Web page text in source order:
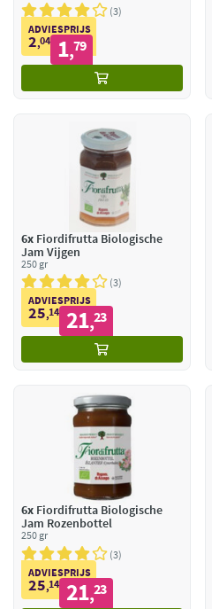
3
ADVIESPRIJS
2,04 1,79
6x Fiordifrutta Biologische
Jam Vijgen
250 gr
3
ADVIESPRIJS
25,14 21,23
6x Fiordifrutta Biologische
Jam Rozenbottel
250 gr
3
ADVIESPRIJS
25,14 21,23